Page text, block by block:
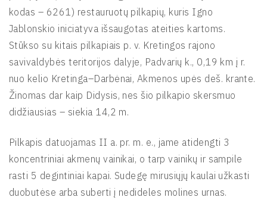
kodas – 6261) restauruotų pilkapių, kuris Igno
Jablonskio iniciatyva išsaugotas ateities kartoms.
Stūkso su kitais pilkapiais p. v. Kretingos rajono
savivaldybės teritorijos dalyje, Padvarių k., 0,19 km į r.
nuo kelio Kretinga–Darbėnai, Akmenos upės deš. krante.
Žinomas dar kaip Didysis, nes šio pilkapio skersmuo
didžiausias – siekia 14,2 m.
Pilkapis datuojamas II a. pr. m. e., jame atidengti 3
koncentriniai akmenų vainikai, o tarp vainikų ir sampile
rasti 5 degintiniai kapai. Sudegę mirusiųjų kaulai užkasti
duobutėse arba suberti į nedideles molines urnas.